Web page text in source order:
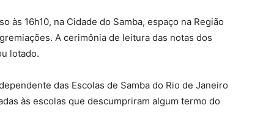
às 16h10, na Cidade do Samba, espaço na Região
A cerimônia de leitura das notas dos
lotado.
das Escolas de Samba do Rio de Janeiro
às escolas que descumpriram algum termo do